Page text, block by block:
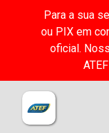
Para a sua
ou PIX em
oficial.